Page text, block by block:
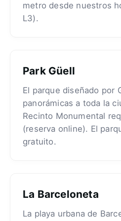
metro desde nuestros
L3).
Park Güell
El parque diseñado por
panorámicas a toda la
Recinto Monumental
(reserva online). El
gratuito.
La Barceloneta
La playa urbana de